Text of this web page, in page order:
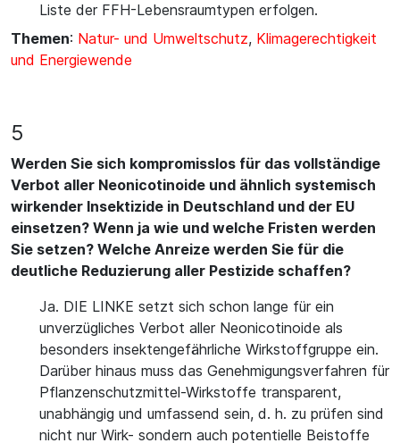
Liste der FFH-Lebensraumtypen erfolgen.
Themen: Natur- und Umweltschutz, Klimagerechtigkeit
und Energiewende
5
Werden Sie sich kompromisslos für das vollständige
Verbot aller Neonicotinoide und ähnlich systemisch
wirkender Insektizide in Deutschland und der EU
einsetzen? Wenn ja wie und welche Fristen werden
Sie setzen? Welche Anreize werden Sie für die
deutliche Reduzierung aller Pestizide schaffen?
Ja. DIE LINKE setzt sich schon lange für ein
unverzügliches Verbot aller Neonicotinoide als
besonders insektengefährliche Wirkstoffgruppe ein.
Darüber hinaus muss das Genehmigungsverfahren für
Pflanzenschutzmittel-Wirkstoffe transparent,
unabhängig und umfassend sein, d. h. zu prüfen sind
nicht nur Wirk- sondern auch potentielle Beistoffe